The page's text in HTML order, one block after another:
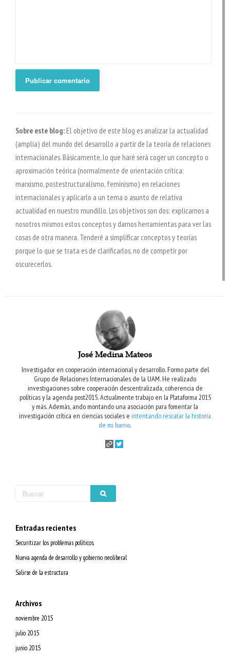
Sobre este blog:El objetivo de este blog es analizar la actualidad
(amplia) del mundo del desarrollo a partir de la teoría de relaciones
internacionales. Básicamente, lo que haré será coger un concepto o
aproximación teórica (normalmente de orientación crítica:
marxismo, postestructuralismo, feminismo) en relaciones
internacionales y aplicarlo a un tema o asunto de relativa
actualidad en nuestro mundillo. Los objetivos son dos: explicarnos a
nosotros mismos estos conceptos y darnos herramientas para ver las
cosas de otra manera. Tenderé a simplificar conceptos y teorías
porque lo que se trata es de clarificarlos, no de competir por
oscurecerlos.
José Medina Mateos
Investigador en cooperación internacional y desarrollo. Formo parte del
Grupo de Relaciones Internacionales de la UAM. He realizado
investigaciones sobre cooperación descentralizada, coherencia de
políticas y la agenda post2015. Actualmente trabajo en la Plataforma 2015
y más. Además, ando montando una asociación para fomentar la
investigación crítica en ciencias sociales e intentando rescatar la historia
de mi barrio.
Entradas recientes
Securitizar los problemas políticos.
Nueva agenda de desarrollo y gobierno neoliberal
Salirse de la estructura
Archivos
noviembre 2015
julio 2015
junio 2015